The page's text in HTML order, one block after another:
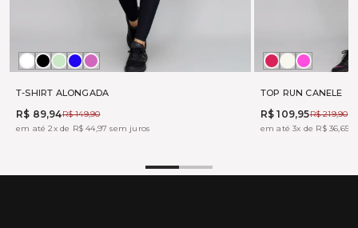
T-SHIRT ALONGADA
R$ 89,94R$ 149,90
em até 2x de R$ 44,97 sem juros
Branco
Preto
ALOEMARINHO
PINK
TOP RUN CANELE
R$ 109,95R$ 219,90
em até 3x de R$ 36,65
BOHEME
OFFTONIC